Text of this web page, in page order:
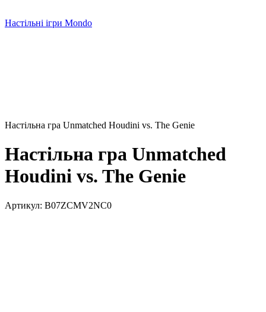
Настільні ігри Mondo
Настільна гра Unmatched Houdini vs. The Genie
Настільна гра Unmatched
Houdini vs. The Genie
Артикул: B07ZCMV2NC0